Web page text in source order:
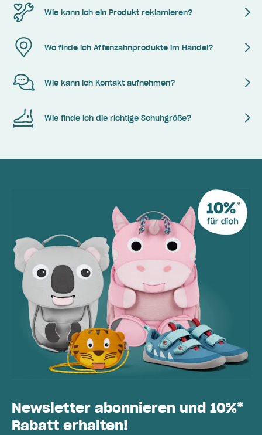
Wie kann ich ein Produkt reklamieren?
Wo finde ich Affenzahnprodukte im Handel?
Wie kann ich Kontakt aufnehmen?
Wie finde ich die richtige Schuhgröße?
Newsletter abonnieren und 10%*
Rabatt erhalten!